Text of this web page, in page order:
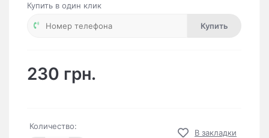
Купить в один клик
Купить
230 грн.
Количество:
В закладки